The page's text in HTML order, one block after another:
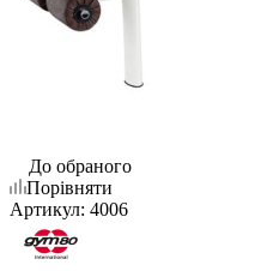
До обраного
Порівняти
Артикул: 4006